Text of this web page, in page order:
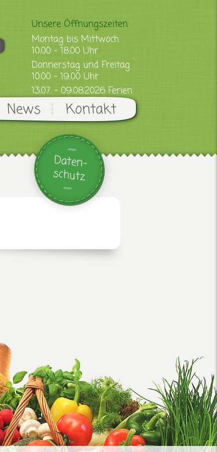
News Kontakt
Unsere Öffnungszeiten
Montag bis Mittwoch
10.00 - 18.00 Uhr
Donnerstag und Freitag
10.00 - 19.00 Uhr
13.07. - 09.08.2026 Ferien
Daten-
schutz